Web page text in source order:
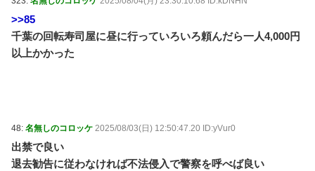
>>85
千葉の回転寿司屋に昼に行っていろいろ頼んだら一人4,000円
以上かかった
48: 名無しのコロッケ 2025/08/03(日) 12:50:47.20 ID:yVur0
出禁で良い
退去勧告に従わなければ不法侵入で警察を呼べば良い